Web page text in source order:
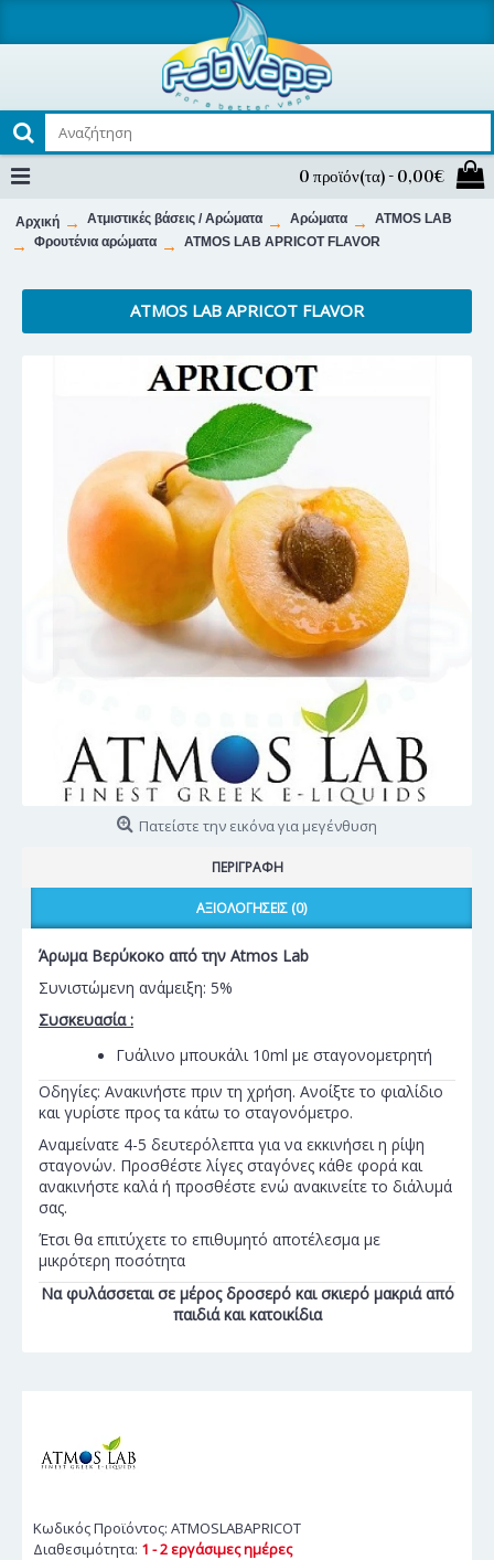
0 προϊόν(τα) - 0,00€
Αρχική Ατμιστικές βάσεις / Αρώματα Αρώματα
ATMOS LAB
Φρουτένια αρώματα
ATMOS LAB APRICOT FLAVOR
ATMOS LAB APRICOT FLAVOR
Πατείστε την εικόνα για μεγένθυση
ΠΕΡΙΓΡΑΦΉ
ΑΞΙΟΛΟΓΉΣΕΙΣ (0)
Άρωμα Βερύκοκο από την Atmos Lab
Συνιστώμενη ανάμειξη: 5%
Συσκευασία :
Γυάλινο μπουκάλι 10ml με σταγονομετρητή
Οδηγίες: Ανακινήστε πριν τη χρήση. Ανοίξτε το φιαλίδιο
και γυρίστε προς τα κάτω το σταγονόμετρο.
Αναμείνατε 4-5 δευτερόλεπτα για να εκκινήσει η ρίψη
σταγονών. Προσθέστε λίγες σταγόνες κάθε φορά και
ανακινήστε καλά ή προσθέστε ενώ ανακινείτε το διάλυμά
σας.
Έτσι θα επιτύχετε το επιθυμητό αποτέλεσμα με
μικρότερη ποσότητα
Να φυλάσσεται σε μέρος δροσερό και σκιερό μακριά από
παιδιά και κατοικίδια
Κωδικός Προϊόντος: ATMOSLABAPRICOT
Διαθεσιμότητα: 1 - 2 εργάσιμες ημέρες